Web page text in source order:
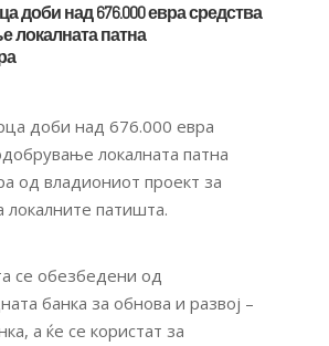
доби над 676.000 евра средства
локалната патна
доби над 676.000 евра
локалната патна
од владиониот проект за
локалните патишта.
се обезбедени од
банка за обнова и развој –
а ќе се користат за